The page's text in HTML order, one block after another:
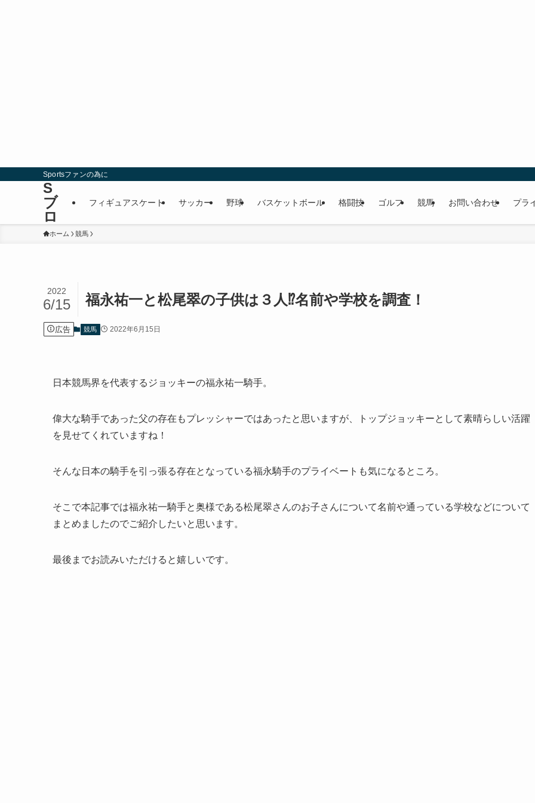
Sportsファンの為に
S
ブ
ロ
フィギュアスケート サッカー 野球 バスケットボール 格闘技 ゴルフ 競馬 お問い合わせ プラ
ホーム 競馬
福永祐一と松尾翠の子供は３人⁉︎名前や学校を調査！
2022
6/15
広告 競馬 2022年6月15日
日本競馬界を代表するジョッキーの福永祐一騎手。
偉大な騎手であった父の存在もプレッシャーではあったと思いますが、トップジョッキーとして素晴らしい活躍
を見せてくれていますね！
そんな日本の騎手を引っ張る存在となっている福永騎手のプライベートも気になるところ。
そこで本記事では福永祐一騎手と奥様である松尾翠さんのお子さんについて名前や通っている学校などについて
まとめましたのでご紹介したいと思います。
最後までお読みいただけると嬉しいです。